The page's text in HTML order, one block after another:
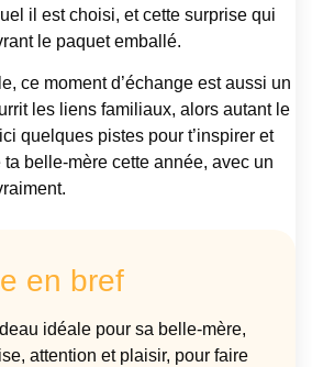
il est choisi, et cette surprise qui
le paquet emballé.
ce moment d’échange est aussi un
les liens familiaux, alors autant le
quelques pistes pour t’inspirer et
belle-mère cette année, avec un
en bref
idéale pour sa belle-mère,
attention et plaisir, pour faire